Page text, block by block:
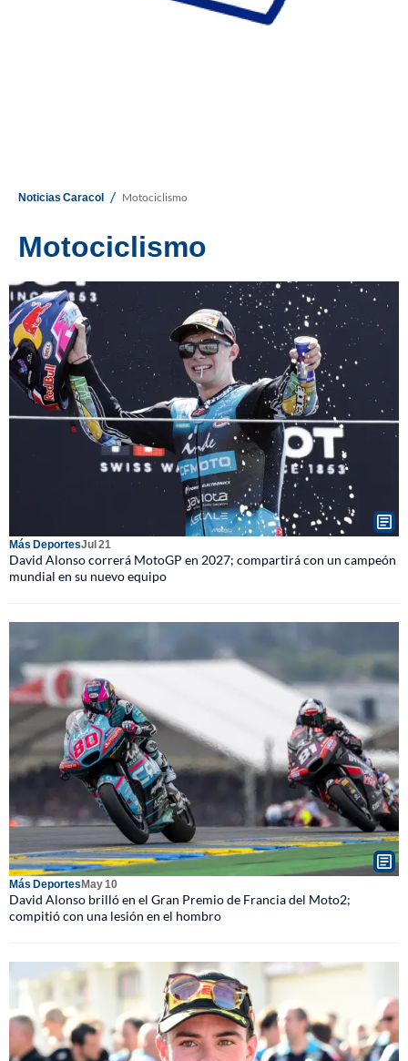
Noticias Caracol / Motociclismo
Motociclismo
Más DeportesJul 21
David Alonso correrá MotoGP en 2027; compartirá con un campeón
mundial en su nuevo equipo
Más DeportesMay 10
David Alonso brilló en el Gran Premio de Francia del Moto2;
compitió con una lesión en el hombro